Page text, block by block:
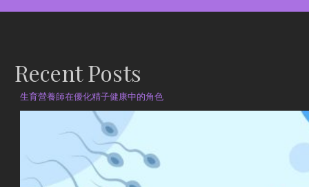
Recent Posts
生育營養師在優化精子健康中的角色